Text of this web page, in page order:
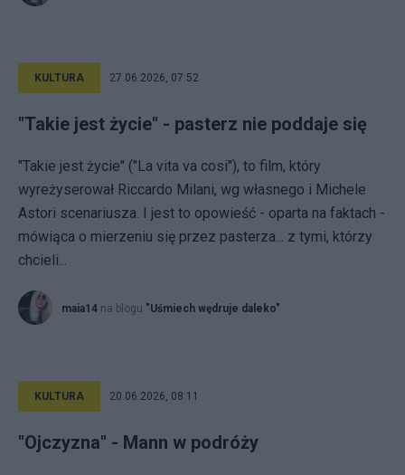
KULTURA 27.06.2026, 07:52
"Takie jest życie" - pasterz nie poddaje się
"Takie jest życie" ("La vita va cosi"), to film, który
wyreżyserował Riccardo Milani, wg własnego i Michele
Astori scenariusza. I jest to opowieść - oparta na faktach -
mówiąca o mierzeniu się przez pasterza... z tymi, którzy
chcieli...
maia14 na blogu "Uśmiech wędruje daleko"
KULTURA 20.06.2026, 08:11
"Ojczyzna" - Mann w podróży